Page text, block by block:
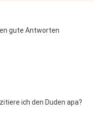
gute Antworten
ich den Duden apa?